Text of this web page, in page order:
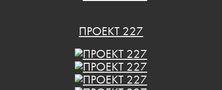
ПРОЕКТ 227